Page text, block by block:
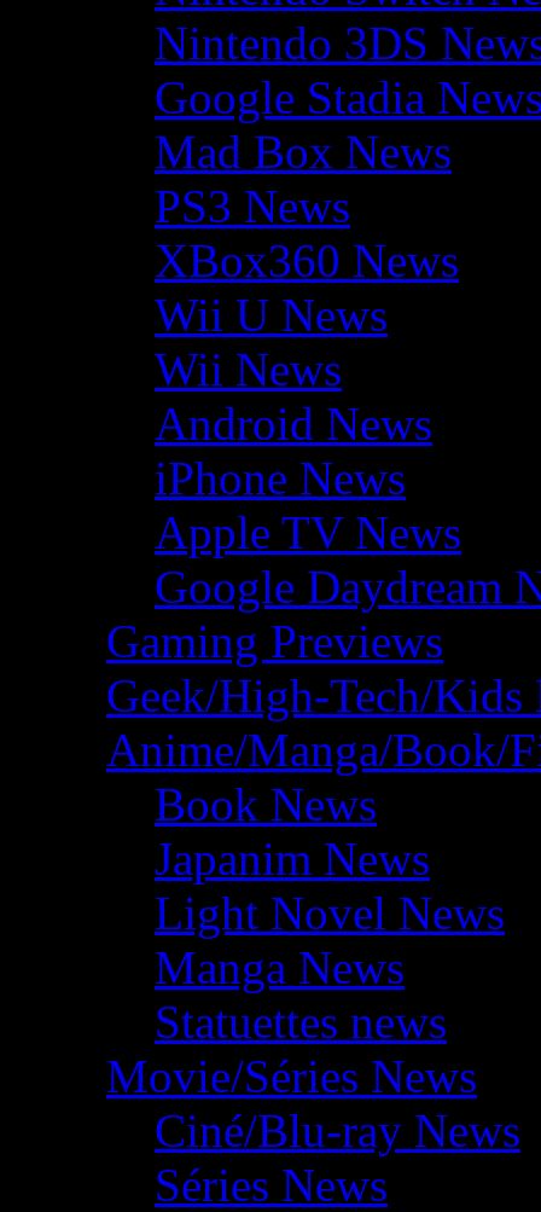
Nintendo 3DS
Google Stadia
Mad Box News
PS3 News
XBox360 News
Wii U News
Wii News
Android News
iPhone News
Apple TV News
Google Daydream
Gaming Previews
Geek/High-Tech/Kids
Anime/Manga/Book/
Book News
Japanim News
Light Novel News
Manga News
Statuettes news
Movie/Séries News
Ciné/Blu-ray News
Séries News